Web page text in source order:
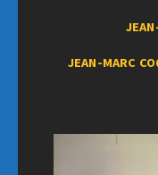
JEAN-MARC